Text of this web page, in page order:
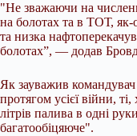
"Не зважаючи на
на болотах та в ТОТ, як-
та низка
болотах”, — додав
Як зауважив
протягом усієї війни,
літрів палива в одні
багатообіцяюче".